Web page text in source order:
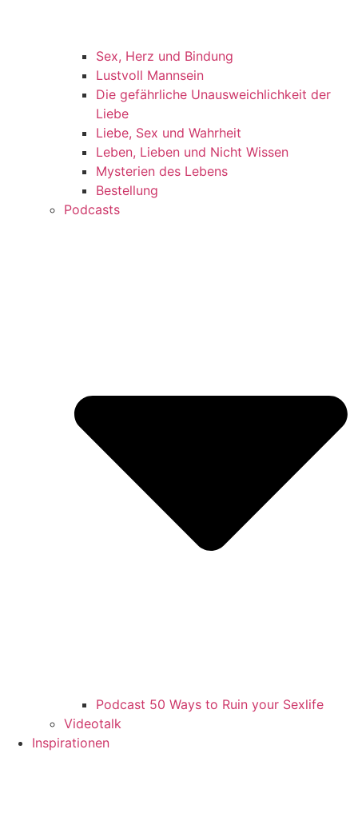
Sex, Herz und Bindung
Lustvoll Mannsein
Die gefährliche Unausweichlichkeit der
Liebe
Liebe, Sex und Wahrheit
Leben, Lieben und Nicht Wissen
Mysterien des Lebens
Bestellung
Podcasts
Podcast 50 Ways to Ruin your Sexlife
Videotalk
Inspirationen